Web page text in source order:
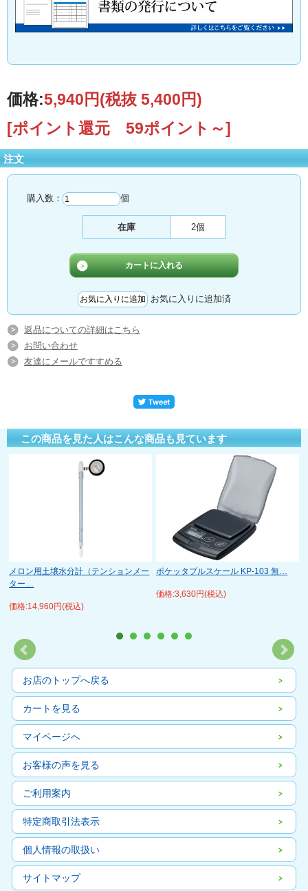
価格:5,940円(税抜 5,400円)
[ポイント還元 59ポイント～]
注文
購入数： 個
在庫 2個
お気に入りに追加済
返品についての詳細はこちら
お問い合わせ
友達にメールですすめる
この商品を見た人はこんな商品も見ています
メロン用土壌水分計（テンションメー
ター…
価格:14,960円(税込)
ポケッタブルスケール KP-103 無…
価格:3,630円(税込)
お店のトップへ戻る
カートを見る
マイページへ
お客様の声を見る
ご利用案内
特定商取引法表示
個人情報の取扱い
サイトマップ